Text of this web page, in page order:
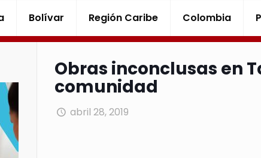
Bolívar Región Caribe Colombia
Obras inconclusas en
comunidad
abril 28, 2019